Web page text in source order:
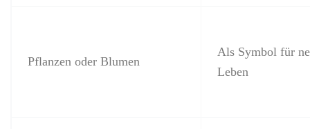
Pflanzen oder Blumen
Als Symbol für
Leben